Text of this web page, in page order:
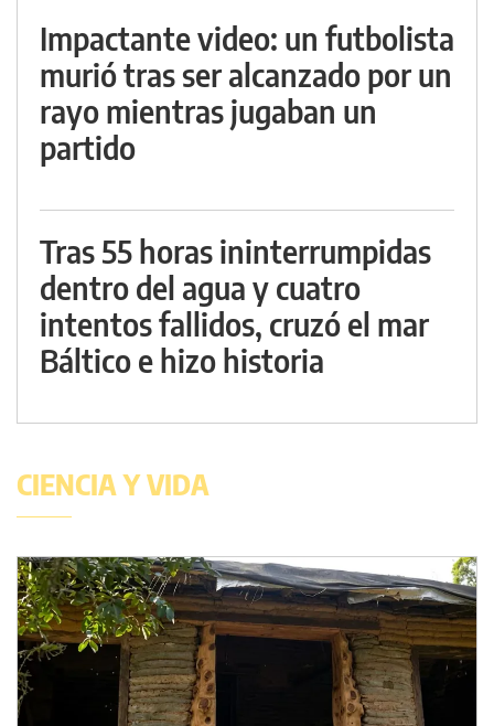
Impactante video: un futbolista
murió tras ser alcanzado por un
rayo mientras jugaban un
partido
Tras 55 horas ininterrumpidas
dentro del agua y cuatro
intentos fallidos, cruzó el mar
Báltico e hizo historia
CIENCIA Y VIDA